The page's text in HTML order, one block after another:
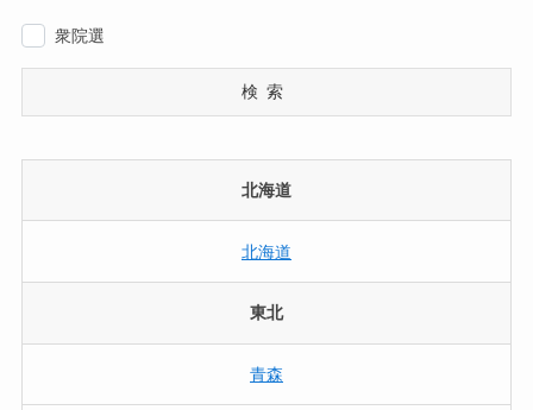
衆院選
検索
北海道
北海道
東北
青森